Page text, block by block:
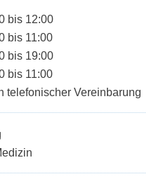
bis 12:00
bis 11:00
bis 19:00
bis 11:00
telefonischer Vereinbarung